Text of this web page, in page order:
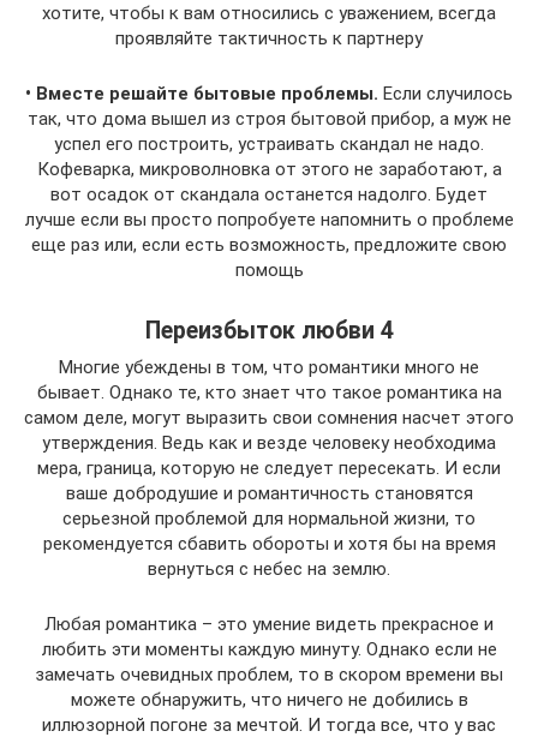
хотите, чтобы к вам относились с уважением, всегда
проявляйте тактичность к партнеру
• Вместе решайте бытовые проблемы. Если случилось
так, что дома вышел из строя бытовой прибор, а муж не
успел его построить, устраивать скандал не надо.
Кофеварка, микроволновка от этого не заработают, а
вот осадок от скандала останется надолго. Будет
лучше если вы просто попробуете напомнить о проблеме
еще раз или, если есть возможность, предложите свою
помощь
Переизбыток любви 4
Многие убеждены в том, что романтики много не
бывает. Однако те, кто знает что такое романтика на
самом деле, могут выразить свои сомнения насчет этого
утверждения. Ведь как и везде человеку необходима
мера, граница, которую не следует пересекать. И если
ваше добродушие и романтичность становятся
серьезной проблемой для нормальной жизни, то
рекомендуется сбавить обороты и хотя бы на время
вернуться с небес на землю.
Любая романтика – это умение видеть прекрасное и
любить эти моменты каждую минуту. Однако если не
замечать очевидных проблем, то в скором времени вы
можете обнаружить, что ничего не добились в
иллюзорной погоне за мечтой. И тогда все, что у вас